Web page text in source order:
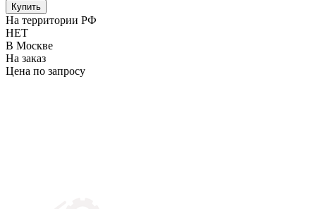
Купить
На территории РФ
НЕТ
В Москве
На заказ
Цена по запросу